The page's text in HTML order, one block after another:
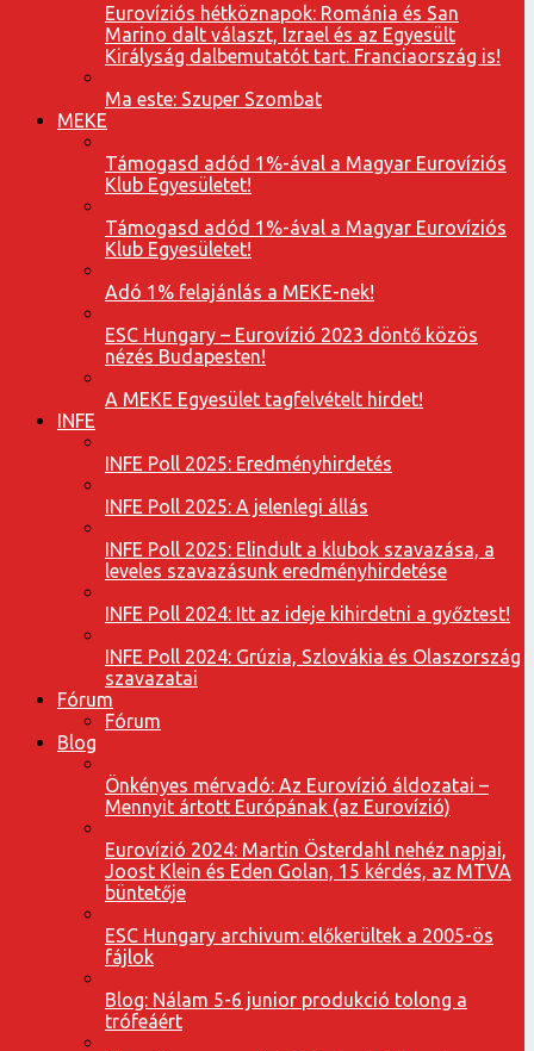
Eurovíziós hétköznapok: Románia és San
Marino dalt választ, Izrael és az Egyesült
Királyság dalbemutatót tart. Franciaország is!
Ma este: Szuper Szombat
MEKE
Támogasd adód 1%-ával a Magyar Eurovíziós
Klub Egyesületet!
Támogasd adód 1%-ával a Magyar Eurovíziós
Klub Egyesületet!
Adó 1% felajánlás a MEKE-nek!
ESC Hungary – Eurovízió 2023 döntő közös
nézés Budapesten!
A MEKE Egyesület tagfelvételt hirdet!
INFE
INFE Poll 2025: Eredményhirdetés
INFE Poll 2025: A jelenlegi állás
INFE Poll 2025: Elindult a klubok szavazása, a
leveles szavazásunk eredményhirdetése
INFE Poll 2024: Itt az ideje kihirdetni a győztest!
INFE Poll 2024: Grúzia, Szlovákia és Olaszország
szavazatai
Fórum
Fórum
Blog
Önkényes mérvadó: Az Eurovízió áldozatai –
Mennyit ártott Európának (az Eurovízió)
Eurovízió 2024: Martin Österdahl nehéz napjai,
Joost Klein és Eden Golan, 15 kérdés, az MTVA
büntetője
ESC Hungary archivum: előkerültek a 2005-ös
fájlok
Blog: Nálam 5-6 junior produkció tolong a
trófeáért